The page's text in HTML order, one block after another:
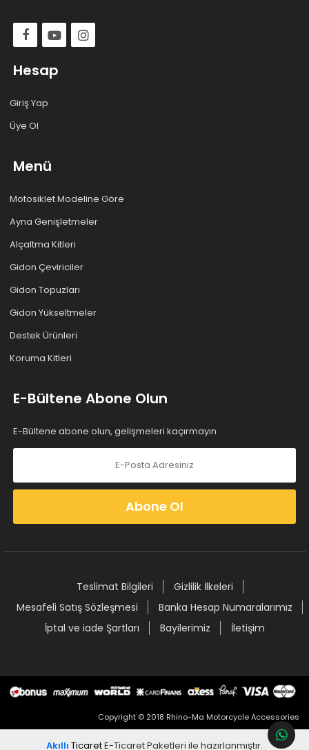
Hesap
Giriş Yap
Üye Ol
Menü
Motosiklet Modeline Göre
Ayna Genişletmeler
Alçaltma Kitleri
Gidon Çeviriciler
Gidon Topuzları
Gidon Yükseltmeler
Destek Ürünleri
Koruma Kitleri
E-Bültene Abone Olun
E-Bültene abone olun, gelişmeleri kaçırmayın
Abone Ol
Teslimat Bilgileri
Gizlilik İlkeleri
Mesafeli Satış Sözleşmesi
Banka Hesap Numaralarımız
İptal ve iade Şartları
Bayilerimiz İletişim
Copyright © 2018 Rhino-Ma Motorcycle Accessories
Akıllı TicaretE-Ticaret Paketleri ile hazırlanmıştır.